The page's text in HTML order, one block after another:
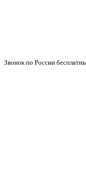
Звонок по России